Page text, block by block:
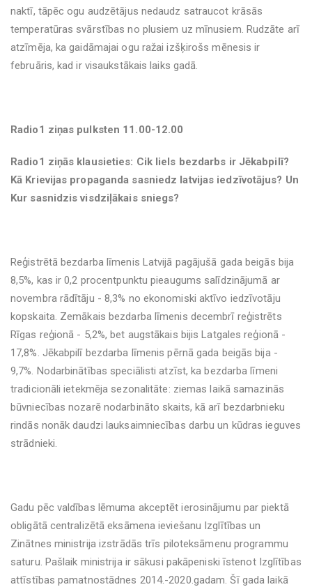
naktī, tāpēc ogu audzētājus nedaudz satraucot krāsās
temperatūras svārstības no plusiem uz mīnusiem. Rudzāte arī
atzīmēja, ka gaidāmajai ogu ražai izšķirošs mēnesis ir
februāris, kad ir visaukstākais laiks gadā.
Radio1 ziņas pulksten 11.00-12.00
Radio1 ziņās klausieties: Cik liels bezdarbs ir Jēkabpilī?
Kā Krievijas propaganda sasniedz latvijas iedzīvotājus? Un
Kur sasnidzis visdziļākais sniegs?
Reģistrētā bezdarba līmenis Latvijā pagājušā gada beigās bija
8,5%, kas ir 0,2 procentpunktu pieaugums salīdzinājumā ar
novembra rādītāju - 8,3% no ekonomiski aktīvo iedzīvotāju
kopskaita. Zemākais bezdarba līmenis decembrī reģistrēts
Rīgas reģionā - 5,2%, bet augstākais bijis Latgales reģionā -
17,8%. Jēkabpilī bezdarba līmenis pērnā gada beigās bija -
9,7%. Nodarbinātības speciālisti atzīst, ka bezdarba līmeni
tradicionāli ietekmēja sezonalitāte: ziemas laikā samazinās
būvniecības nozarē nodarbināto skaits, kā arī bezdarbnieku
rindās nonāk daudzi lauksaimniecības darbu un kūdras ieguves
strādnieki.
Gadu pēc valdības lēmuma akceptēt ierosinājumu par piektā
obligātā centralizētā eksāmena ieviešanu Izglītības un
Zinātnes ministrija izstrādās trīs piloteksāmenu programmu
saturu. Pašlaik ministrija ir sākusi pakāpeniski īstenot Izglītības
attīstības pamatnostādnes 2014.-2020.gadam. Šī gada laikā